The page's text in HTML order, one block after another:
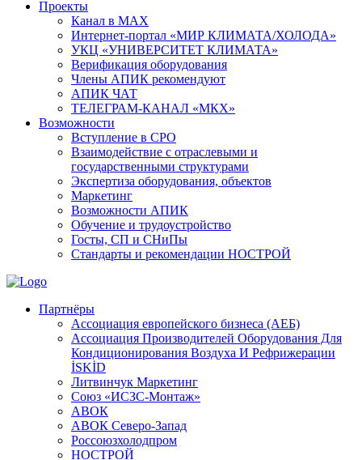
Проекты
Канал в MAX
Интернет-портал «МИР КЛИМАТА/ХОЛОДА»
УКЦ «УНИВЕРСИТЕТ КЛИМАТА»
Верификация оборудования
Члены АПИК рекомендуют
АПИК ЧАТ
ТЕЛЕГРАМ-КАНАЛ «МКХ»
Возможности
Вступление в СРО
Взаимодействие с отраслевыми и
государственными структурами
Экспертиза оборудования, объектов
Маркетинг
Возможности АПИК
Обучение и трудоустройство
Госты, СП и СНиПы
Стандарты и рекомендации НОСТРОЙ
Партнёры
Ассоциация европейского бизнеса (АЕБ)
Aссоциация Производителей Оборудования Для
Кондиционирования Воздуха И Рефрижерации
İSKİD
Литвинчук Маркетинг
Союз «ИСЗС-Монтаж»
АВОК
АВОК Северо-Запад
Россоюзхолодпром
НОСТРОЙ